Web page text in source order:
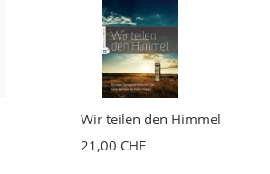
Wir teilen den Himmel
21,00 CHF